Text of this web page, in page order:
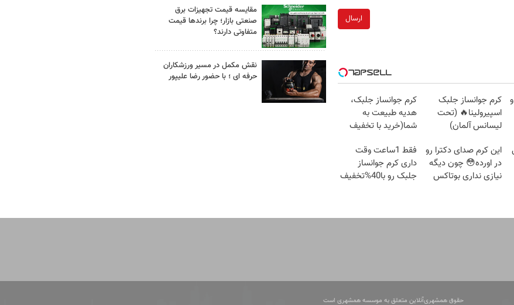
ارسال
کرم جوانساز جلبک
اسپیرولینا🔥 (تحت
لیسانس آلمان)
کرم جوانساز جلبک،
هدیه طبیعت به
شما(خرید با تخفیف
این کرم صدای دکترا رو
در اورده😳 چون دیگه
نیازی نداری بوتاکس
فقط 1ساعت وقت
داری کرم جوانساز
جلبک رو با40%تخفیف
مقایسه قیمت تجهیزات برق
صنعتی بازار؛ چرا برندها قیمت
متفاوتی دارند؟
نقش مکمل در مسیر ورزشکاران
حرفه ای ؛ با حضور رضا علیپور
حقوق همشهری‌آنلاین متعلق به موسسه همشهری است